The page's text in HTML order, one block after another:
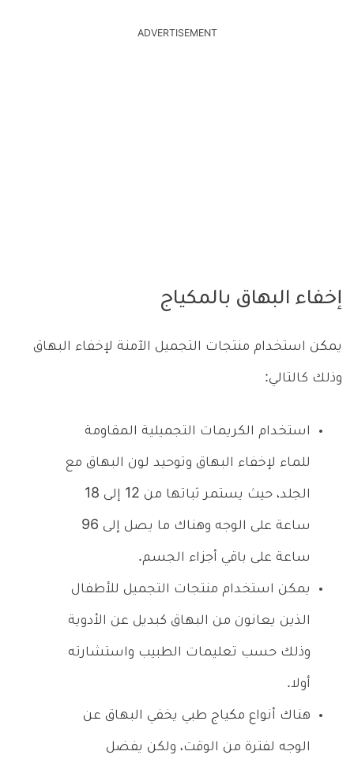
ADVERTISEMENT
إخفاء البهاق بالمكياج
يمكن استخدام منتجات التجميل الآمنة لإخفاء البهاق
وذلك كالتالي:
استخدام الكريمات التجميلية المقاومة
للماء لإخفاء البهاق وتوحيد لون البهاق مع
الجلد، حيث يستمر ثباتها من 12 إلى 18
ساعة على الوجه وهناك ما يصل إلى 96
ساعة على باقي أجزاء الجسم.
يمكن استخدام منتجات التجميل للأطفال
الذين يعانون من البهاق كبديل عن الأدوية
وذلك حسب تعليمات الطبيب واستشارته
أولا.
هناك أنواع مكياج طبي يخفي البهاق عن
الوجه لفترة من الوقت، ولكن يفضل